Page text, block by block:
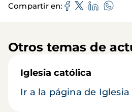
Compartir en
Otros temas de
Iglesia católica
Ir a la página de